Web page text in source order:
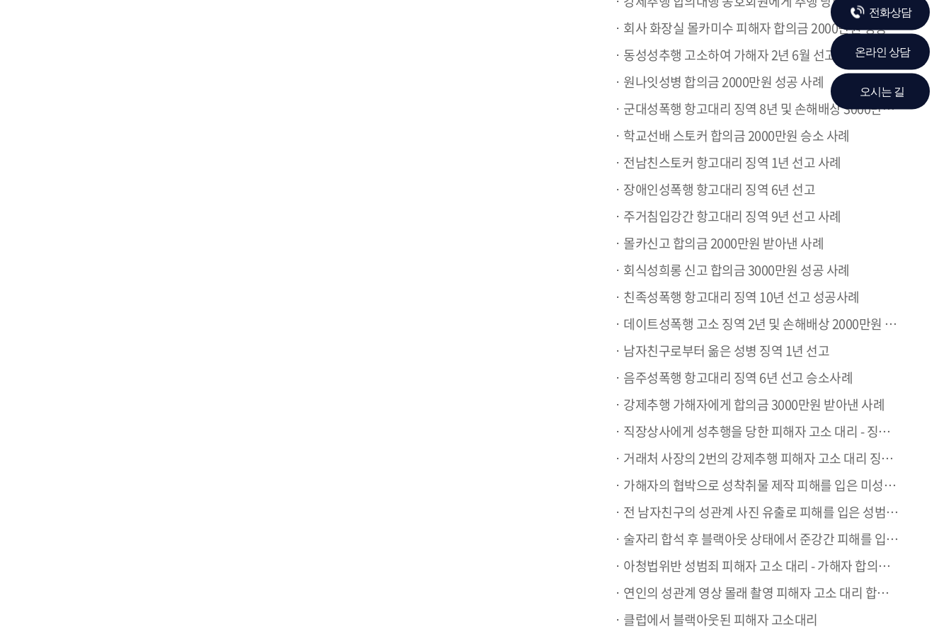
전화상담
온라인 상담
오시는 길
회사 화장실 몰카미수 피해자 합의금 2000만원 성공사례
동성성추행 고소하여 가해자 2년 6월 선고 받은 사례
원나잇성병 합의금 2000만원 성공 사례
군대성폭행 항고대리 징역 8년 및 손해배상 3000만원 성공 사례
학교선배 스토커 합의금 2000만원 승소 사례
전남친스토커 항고대리 징역 1년 선고 사례
장애인성폭행 항고대리 징역 6년 선고
주거침입강간 항고대리 징역 9년 선고 사례
몰카신고 합의금 2000만원 받아낸 사례
회식성희롱 신고 합의금 3000만원 성공 사례
친족성폭행 항고대리 징역 10년 선고 성공사례
데이트성폭행 고소 징역 2년 및 손해배상 2000만원 받은 사례
남자친구로부터 옮은 성병 징역 1년 선고
음주성폭행 항고대리 징역 6년 선고 승소사례
강제추행 가해자에게 합의금 3000만원 받아낸 사례
직장상사에게 성추행을 당한 피해자 고소 대리 - 징역 2년 성공사례
거래처 사장의 2번의 강제추행 피해자 고소 대리 징역 1년 성공사례
가해자의 협박으로 성착취물 제작 피해를 입은 미성년자 아청법위반 가해자 징역2년 성공사례
전 남자친구의 성관계 사진 유출로 피해를 입은 성범죄 피해자 고소 대리 - 징역 1년 집행유예 2년 성공사례
술자리 합석 후 블랙아웃 상태에서 준강간 피해를 입은 피해자 고소 대리 - 6,000만원 합의 성공사례
아청법위반 성범죄 피해자 고소 대리 - 가해자 합의금 5,000만원 성공사례
연인의 성관계 영상 몰래 촬영 피해자 고소 대리 합의금 5,000만원 징역1년 집행유예2년 성공사례
클럽에서 블랙아웃된 피해자 고소대리